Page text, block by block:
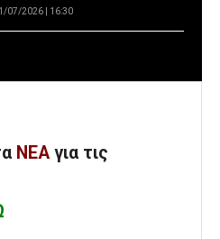
07/2026 | 16:30
ΝΕΑ για τις